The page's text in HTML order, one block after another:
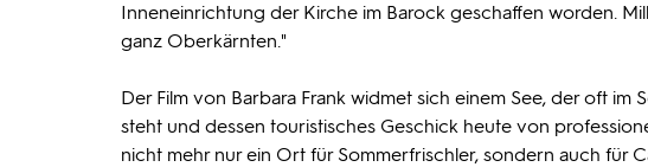
Inneneinrichtung der Kirche im Barock geschaffen worden.
ganz Oberkärnten."
Der Film von Barbara Frank widmet sich einem See, der oft
steht und dessen touristisches Geschick heute von
nicht mehr nur ein Ort für Sommerfrischler, sondern auch für